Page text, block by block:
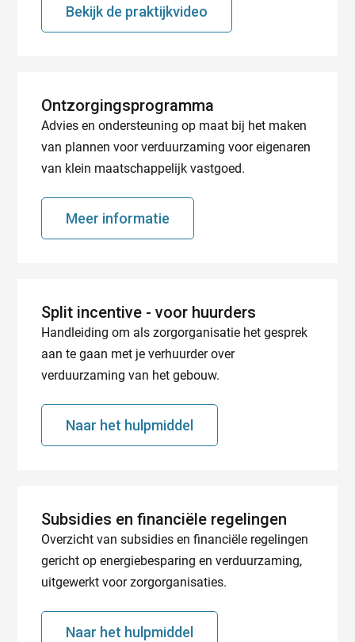
Bekijk de praktijkvideo
Ontzorgings­programma
Advies en ondersteuning op maat bij het maken
van plannen voor verduurzaming voor eigenaren
van klein maatschappelijk vastgoed.
Meer informatie
Split incentive - voor huurders
Handleiding om als zorgorganisatie het gesprek
aan te gaan met je verhuurder over
verduurzaming van het gebouw.
Naar het hulpmiddel
Subsidies en financiële regelingen
Overzicht van subsidies en financiële regelingen
gericht op energiebesparing en verduurzaming,
uitgewerkt voor zorgorganisaties.
Naar het hulpmiddel